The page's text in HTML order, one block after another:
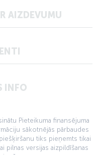
AIZDEVUMU
INFO
Pieteikuma finansējuma
sākotnējās pārbaudes
tiks pieņemts tikai
pilnas versijas aizpildīšanas